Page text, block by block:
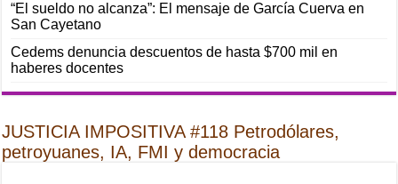
“El sueldo no alcanza”: El mensaje de García Cuerva en
San Cayetano
Cedems denuncia descuentos de hasta $700 mil en
haberes docentes
JUSTICIA IMPOSITIVA #118 Petrodólares,
petroyuanes, IA, FMI y democracia